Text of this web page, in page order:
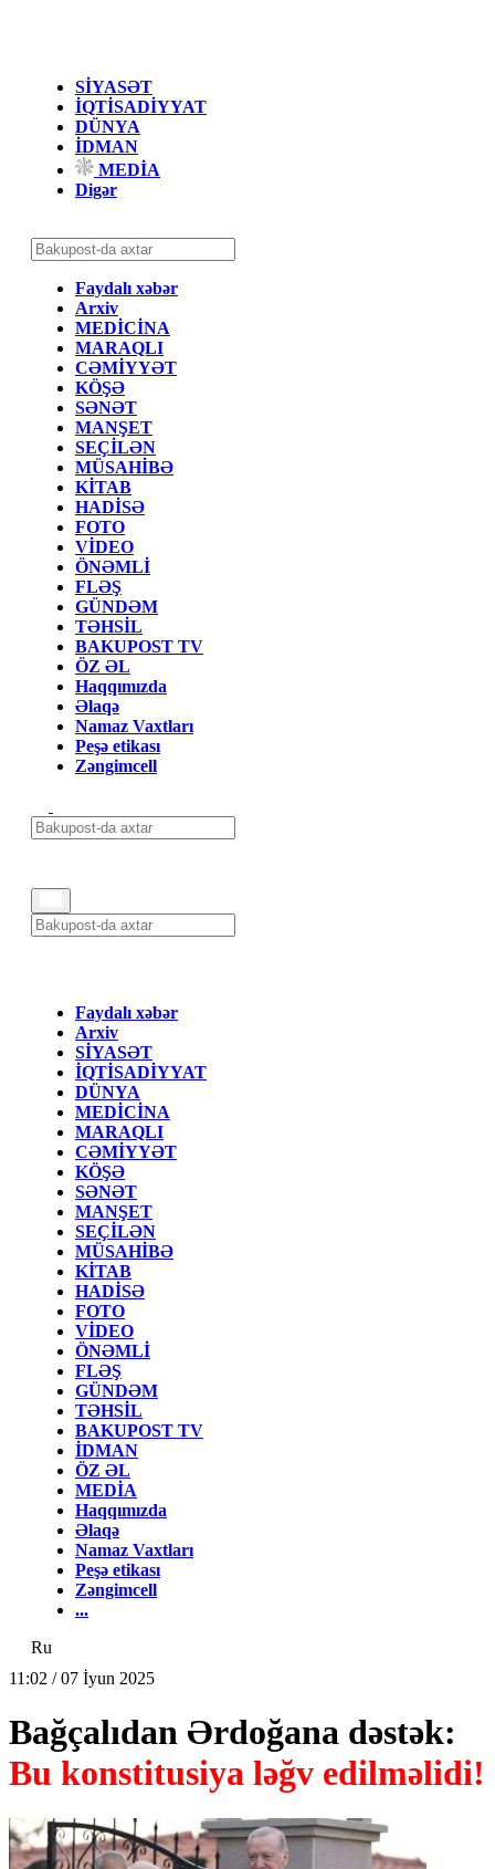
SİYASƏT
İQTİSADİYYAT
DÜNYA
İDMAN
MEDİA
Digər
Faydalı xəbər
Arxiv
MEDİCİNA
MARAQLI
CƏMİYYƏT
KÖŞƏ
SƏNƏT
MANŞET
SEÇİLƏN
MÜSAHİBƏ
KİTAB
HADİSƏ
FOTO
VİDEO
ÖNƏMLİ
FLƏŞ
GÜNDƏM
TƏHSİL
BAKUPOST TV
ÖZ ƏL
Haqqımızda
Əlaqə
Namaz Vaxtları
Peşə etikası
Zəngimcell
Faydalı xəbər
Arxiv
SİYASƏT
İQTİSADİYYAT
DÜNYA
MEDİCİNA
MARAQLI
CƏMİYYƏT
KÖŞƏ
SƏNƏT
MANŞET
SEÇİLƏN
MÜSAHİBƏ
KİTAB
HADİSƏ
FOTO
VİDEO
ÖNƏMLİ
FLƏŞ
GÜNDƏM
TƏHSİL
BAKUPOST TV
İDMAN
ÖZ ƏL
MEDİA
Haqqımızda
Əlaqə
Namaz Vaxtları
Peşə etikası
Zəngimcell
...
Ru
11:02 / 07 İyun 2025
Bağçalıdan Ərdoğana dəstək:
Bu konstitusiya ləğv edilməlidi!